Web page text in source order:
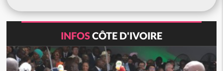
INFOSCÔTE D'IVOIRE